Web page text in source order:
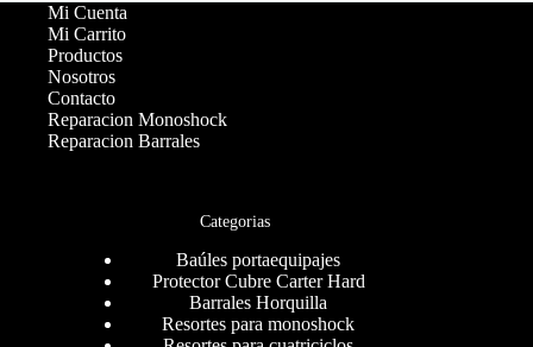
Mi Cuenta
Mi Carrito
Productos
Nosotros
Contacto
Reparacion Monoshock
Reparacion Barrales
Categorias
Baúles portaequipajes
Protector Cubre Carter Hard
Barrales Horquilla
Resortes para monoshock